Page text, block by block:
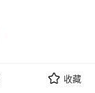
收藏